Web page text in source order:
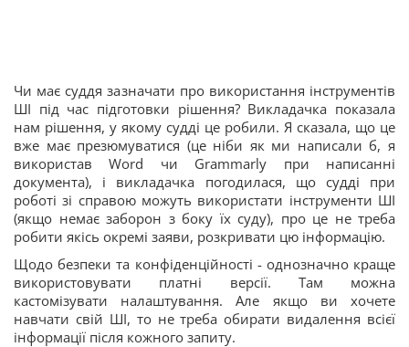
Чи має суддя зазначати про використання інструментів
ШІ під час підготовки рішення? Викладачка показала
нам рішення, у якому судді це робили. Я сказала, що це
вже має презюмуватися (це ніби як ми написали б, я
використав Word чи Grammarly при написанні
документа), і викладачка погодилася, що судді при
роботі зі справою можуть використати інструменти ШІ
(якщо немає заборон з боку їх суду), про це не треба
робити якісь окремі заяви, розкривати цю інформацію.
Щодо безпеки та конфіденційності - однозначно краще
використовувати платні версії. Там можна
кастомізувати налаштування. Але якщо ви хочете
навчати свій ШІ, то не треба обирати видалення всієї
інформації після кожного запиту.